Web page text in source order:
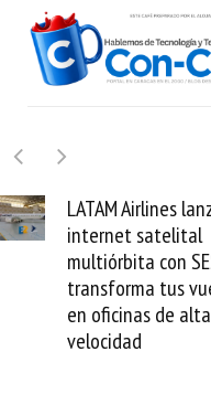
Airlines lanza
satelital
con SES
tus vuelos
de alta